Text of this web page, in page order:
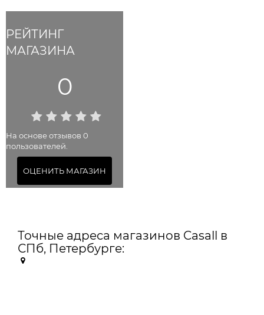
РЕЙТИНГ
МАГАЗИНА
0
На основе отзывов 0
пользователей.
ОЦЕНИТЬ МАГАЗИН
Точные адреса магазинов Casall в
СПб, Петербурге: